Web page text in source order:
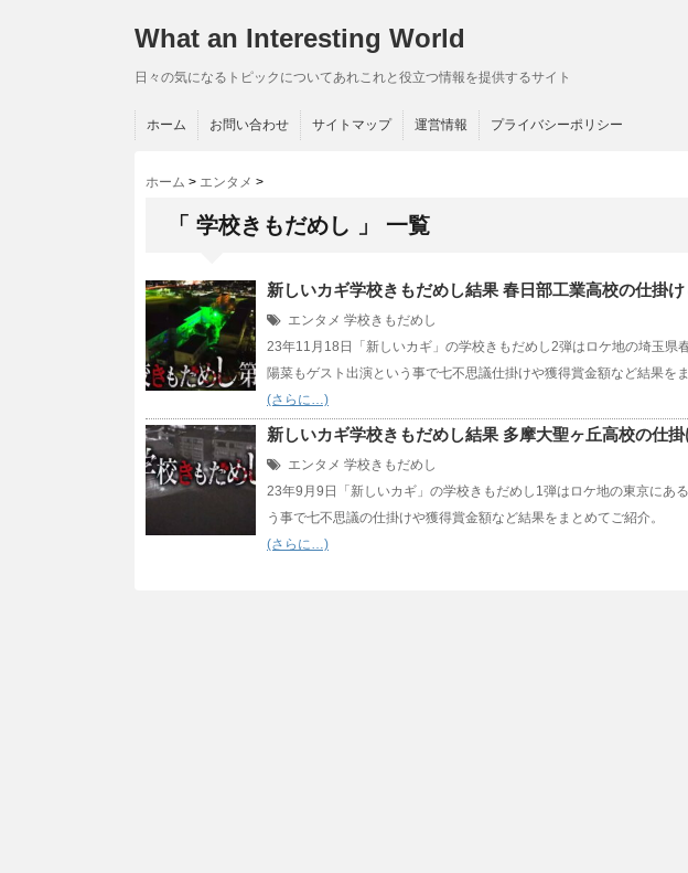
What an Interesting World
日々の気になるトピックについてあれこれと役立つ情報を提供するサイト
ホーム お問い合わせ サイトマップ 運営情報 プライバシーポリシー
ホーム > エンタメ >
「 学校きもだめし 」 一覧
新しいカギ学校きもだめし結果 春日部工業高校の仕掛
エンタメ 学校きもだめし
23年11月18日「新しいカギ」の学校きもだめし2弾はロケ地の埼玉県
陽菜もゲスト出演という事で七不思議仕掛けや獲得賞金額など結果を
(さらに…)
新しいカギ学校きもだめし結果 多摩大聖ヶ丘高校の仕
エンタメ 学校きもだめし
23年9月9日「新しいカギ」の学校きもだめし1弾はロケ地の東京にあ
う事で七不思議の仕掛けや獲得賞金額など結果をまとめてご紹介。
(さらに…)